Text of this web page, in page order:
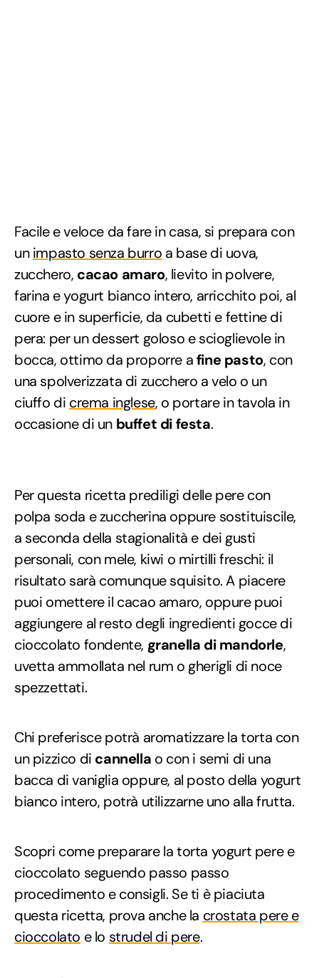
Facile e veloce da fare in casa, si prepara con
unimpasto senza burro a base di uova,
zucchero, cacao amaro, lievito in polvere,
farina e yogurt bianco intero, arricchito poi, al
cuore e in superficie, da cubetti e fettine di
pera: per un dessert goloso e scioglievole in
bocca, ottimo da proporre afine pasto, con
una spolverizzata di zucchero a velo o un
ciuffo di crema inglese, o portare in tavola in
occasione di un buffet di festa.
Per questa ricetta prediligi delle pere con
polpa soda e zuccherina oppure sostituiscile,
a seconda della stagionalità e dei gusti
personali, con mele, kiwi o mirtilli freschi: il
risultato sarà comunque squisito. A piacere
puoi omettere il cacao amaro, oppure puoi
aggiungere al resto degli ingredienti gocce di
cioccolato fondente, granella di mandorle,
uvetta ammollata nel rum o gherigli di noce
spezzettati.
Chi preferisce potrà aromatizzare la torta con
un pizzico di cannella o con i semi di una
bacca di vaniglia oppure, al posto della yogurt
bianco intero, potrà utilizzarne uno alla frutta.
Scopri come preparare la torta yogurt pere e
cioccolato seguendo passo passo
procedimento e consigli. Se ti è piaciuta
questa ricetta, prova anche la crostata pere e
cioccolato e lo strudel di pere.